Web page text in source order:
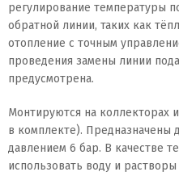
регулирование температуры
обратной линии, таких как
отопление с точным
проведения замены линии
предусмотрена.
Монтируются на коллекторах
в комплекте). Предназначены
давлением 6 бар. В качестве
использовать воду и